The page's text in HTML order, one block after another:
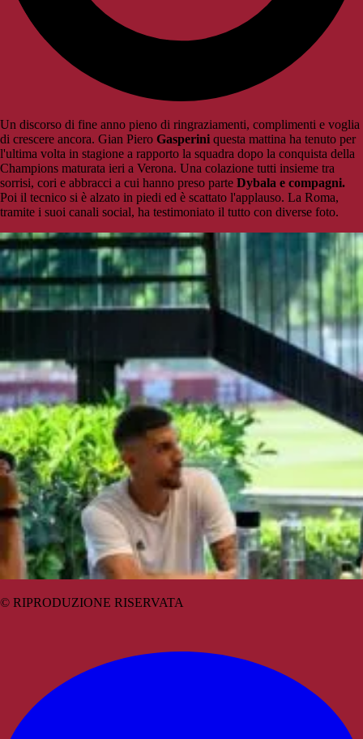
Un discorso di fine anno pieno di ringraziamenti, complimenti e voglia
di crescere ancora. Gian Piero Gasperini questa mattina ha tenuto per
l'ultima volta in stagione a rapporto la squadra dopo la conquista della
Champions maturata ieri a Verona. Una colazione tutti insieme tra
sorrisi, cori e abbracci a cui hanno preso parte Dybala e compagni.
Poi il tecnico si è alzato in piedi ed è scattato l'applauso. La Roma,
tramite i suoi canali social, ha testimoniato il tutto con diverse foto.
© RIPRODUZIONE RISERVATA